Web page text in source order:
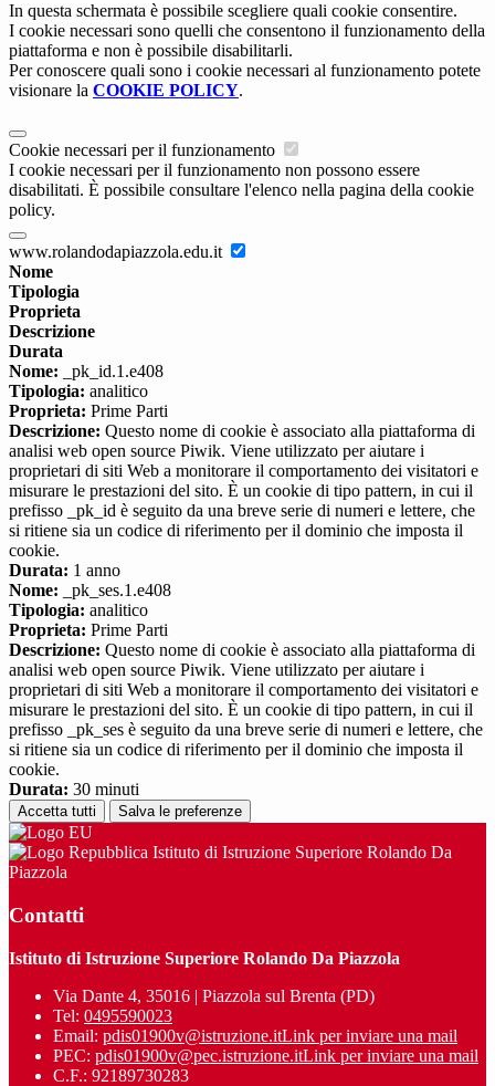
In questa schermata è possibile scegliere quali cookie consentire.
I cookie necessari sono quelli che consentono il funzionamento della
piattaforma e non è possibile disabilitarli.
Per conoscere quali sono i cookie necessari al funzionamento potete
visionare la COOKIE POLICY.
Cookie necessari per il funzionamento
I cookie necessari per il funzionamento non possono essere
disabilitati. È possibile consultare l'elenco nella pagina della cookie
policy.
www.rolandodapiazzola.edu.it
Nome
Tipologia
Proprieta
Descrizione
Durata
Nome: _pk_id.1.e408
Tipologia: analitico
Proprieta: Prime Parti
Descrizione: Questo nome di cookie è associato alla piattaforma di
analisi web open source Piwik. Viene utilizzato per aiutare i
proprietari di siti Web a monitorare il comportamento dei visitatori e
misurare le prestazioni del sito. È un cookie di tipo pattern, in cui il
prefisso _pk_id è seguito da una breve serie di numeri e lettere, che
si ritiene sia un codice di riferimento per il dominio che imposta il
cookie.
Durata: 1 anno
Nome: _pk_ses.1.e408
Tipologia: analitico
Proprieta: Prime Parti
Descrizione: Questo nome di cookie è associato alla piattaforma di
analisi web open source Piwik. Viene utilizzato per aiutare i
proprietari di siti Web a monitorare il comportamento dei visitatori e
misurare le prestazioni del sito. È un cookie di tipo pattern, in cui il
prefisso _pk_ses è seguito da una breve serie di numeri e lettere, che
si ritiene sia un codice di riferimento per il dominio che imposta il
cookie.
Durata: 30 minuti
Accetta tutti Salva le preferenze
Istituto di Istruzione Superiore Rolando Da
Piazzola
Contatti
Istituto di Istruzione Superiore Rolando Da Piazzola
Via Dante 4, 35016 | Piazzola sul Brenta (PD)
Tel: 0495590023
Email: pdis01900v@istruzione.itLink per inviare una mail
PEC: pdis01900v@pec.istruzione.itLink per inviare una mail
C.F.: 92189730283